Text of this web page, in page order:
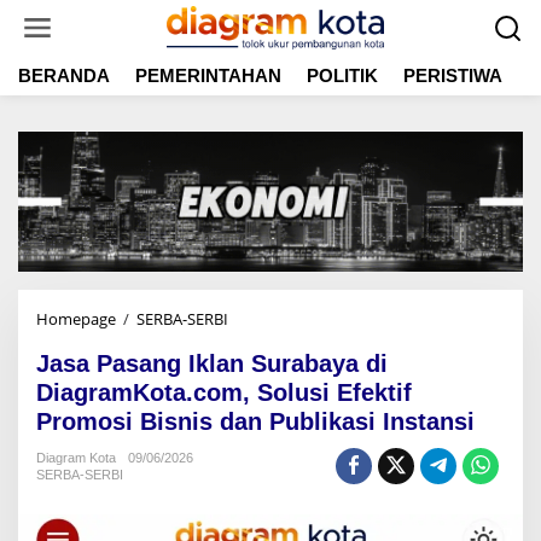
t
BERANDA PEMERINTAHAN POLITIK PERISTIWA
Homepage / SERBA-SERBI
s
a
P
a
g
Jasa Pasang Iklan Surabaya di
DiagramKota.com, Solusi Efektif
Promosi Bisnis dan Publikasi Instansi
Diagram Kota
09/06/2026
SERBA-SERBI